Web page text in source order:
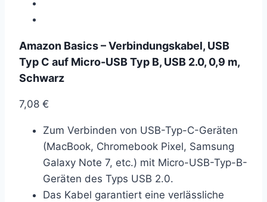
Amazon Basics – Verbindungskabel, USB
Typ C auf Micro-USB Typ B, USB 2.0, 0,9 m,
Schwarz
7,08 €
Zum Verbinden von USB-Typ-C-Geräten
(MacBook, Chromebook Pixel, Samsung
Galaxy Note 7, etc.) mit Micro-USB-Typ-B-
Geräten des Typs USB 2.0.
Das Kabel garantiert eine verlässliche